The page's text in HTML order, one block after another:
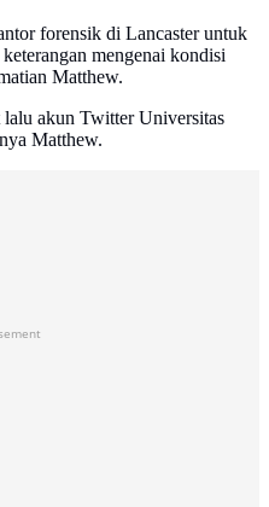
forensik di Lancaster untuk
mengenai kondisi
Matthew.
akun Twitter Universitas
Matthew.